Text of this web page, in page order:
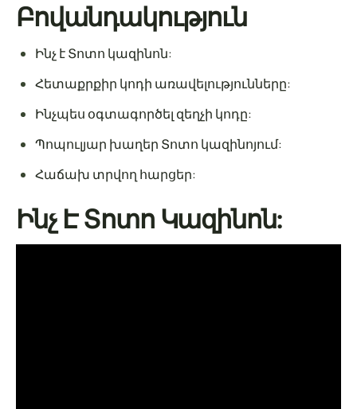
Բովանդակություն
Ինչ է Տոտո կազինոն:
Հետաքրքիր կոդի առավելությունները:
Ինչպես օգտագործել զեղչի կոդը:
Պոպուլյար խաղեր Տոտո կազինոյում:
Հաճախ տրվող հարցեր:
Ինչ Է Տոտո Կազինոն: